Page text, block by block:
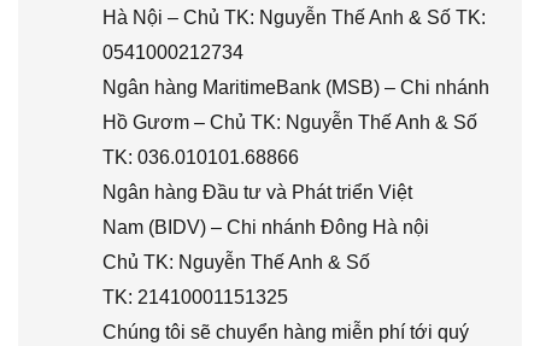
Hà Nội – Chủ TK: Nguyễn Thế Anh & Số TK:
0541000212734
Ngân hàng MaritimeBank (MSB) – Chi nhánh
Hồ Gươm – Chủ TK: Nguyễn Thế Anh & Số
TK: 036.010101.68866
Ngân hàng Đầu tư và Phát triển Việt
Nam (BIDV) – Chi nhánh Đông Hà nội
Chủ TK: Nguyễn Thế Anh & Số
TK: 21410001151325
Chúng tôi sẽ chuyển hàng miễn phí tới quý